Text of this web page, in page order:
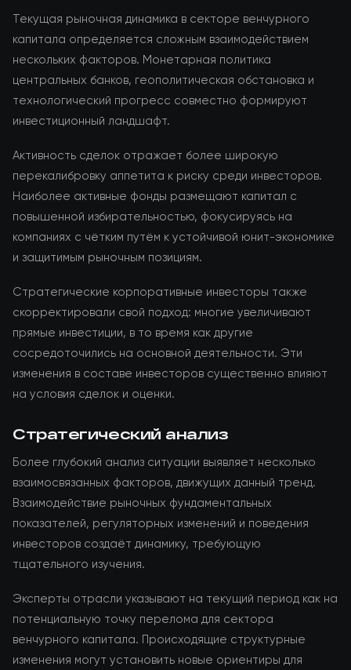
Текущая рыночная динамика в секторе венчурного
капитала определяется сложным взаимодействием
нескольких факторов. Монетарная политика
центральных банков, геополитическая обстановка и
технологический прогресс совместно формируют
инвестиционный ландшафт.
Активность сделок отражает более широкую
перекалибровку аппетита к риску среди инвесторов.
Наиболее активные фонды размещают капитал с
повышенной избирательностью, фокусируясь на
компаниях с чётким путём к устойчивой юнит-экономике
и защитимым рыночным позициям.
Стратегические корпоративные инвесторы также
скорректировали свой подход: многие увеличивают
прямые инвестиции, в то время как другие
сосредоточились на основной деятельности. Эти
изменения в составе инвесторов существенно влияют
на условия сделок и оценки.
Стратегический анализ
Более глубокий анализ ситуации выявляет несколько
взаимосвязанных факторов, движущих данный тренд.
Взаимодействие рыночных фундаментальных
показателей, регуляторных изменений и поведения
инвесторов создаёт динамику, требующую
тщательного изучения.
Эксперты отрасли указывают на текущий период как на
потенциальную точку перелома для сектора
венчурного капитала. Происходящие структурные
изменения могут установить новые ориентиры для